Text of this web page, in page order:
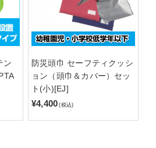
ン
防災頭巾 セーフティクッシ
ョン（頭巾＆カバー）セッ
ト(小)[EJ]
¥4,400 (税込)